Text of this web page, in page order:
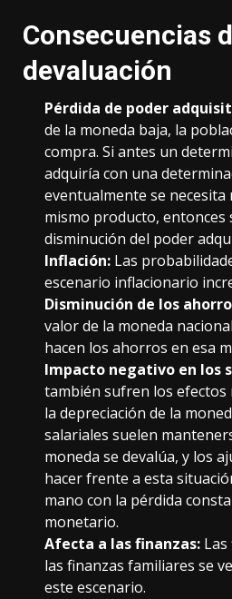
Consecuencias
devaluación
Pérdida de poder
de la moneda baja, la
compra. Si antes un
adquiría con una
eventualmente se
mismo producto, entonces
disminución del poder
Inflación: Las
escenario inflacionario
Disminución de los
valor de la moneda
hacen los ahorros en esa
Impacto negativo en los
también sufren los efectos
la depreciación de la
salariales suelen
moneda se devalúa, y los
hacer frente a esta
mano con la pérdida
monetario.
Afecta a las finanzas:
las finanzas familiares se
este escenario.